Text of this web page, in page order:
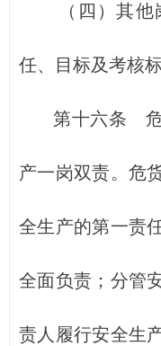
（四）其他岗
任、目标及考核标
第十六条 危
产一岗双责。危
全生产的第一责
全面负责；分管
责人履行安全生